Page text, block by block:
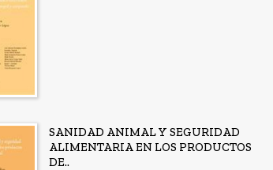
SANIDAD ANIMAL Y SEGURIDAD
ALIMENTARIA EN LOS PRODUCTOS
DE..